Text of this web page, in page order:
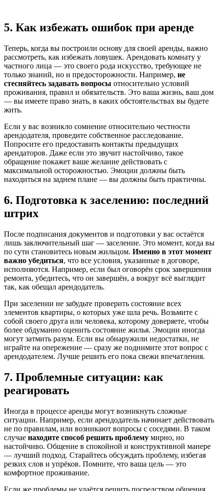
5. Как избежать ошибок при аренде
Теперь, когда вы построили основу для своей аренды, важно
рассмотреть, как избежать ловушек. Арендовать комнату у
частного лица — это своего рода искусство, требующее не
только знаний, но и предосторожности. Например, не
стесняйтесь задавать вопросы относительно условий
проживания, правил и обязательств. Это ваша жизнь, ваш дом
— вы имеете право знать, в каких обстоятельствах вы будете
жить.
Если у вас возникло сомнение относительно честности
арендодателя, проведите собственное расследование.
Попросите его предоставить контакты предыдущих
арендаторов. Даже если это звучит настойчиво, такое
обращение покажет ваше желание действовать с
максимальной осторожностью. Эмоции должны быть
находиться на заднем плане — вы должны быть практичны.
6. Подготовка к заселению: последний
штрих
После подписания документов и подготовки у вас остаётся
лишь заключительный шаг — заселение. Это момент, когда вы
по сути становитесь новым жильцом. Именно в этот момент
важно убедиться, что все условия, указанные в договоре,
исполняются. Например, если был оговорён срок завершения
ремонта, убедитесь, что он завершён, а вокруг всё выглядит
так, как обещал арендодатель.
При заселении не забудьте проверить состояние всех
элементов квартиры, о которых уже шла речь. Возьмите с
собой своего друга или человека, которому доверяете, чтобы
более обдуманно оценить состояние жилья. Эмоции иногда
могут затмить разум. Если вы обнаружили недостатки, не
играйте на опережение — сразу же поднимите этот вопрос с
арендодателем. Лучше решить его пока свежи впечатления.
7. Проблемные ситуации: как
реагировать
Иногда в процессе аренды могут возникнуть сложные
ситуации. Например, если арендодатель начинает действовать
не по правилам, или возникают вопросы с соседями. В таком
случае находите способ решить проблему мирно, но
настойчиво. Общение в спокойной и конструктивной манере
— лучший подход. Старайтесь обсуждать проблему, избегая
резких слов и упрёков. Помните, что ваша цель — это
комфортное проживание.
Если же проблемы не удаётся решить посредством общения,